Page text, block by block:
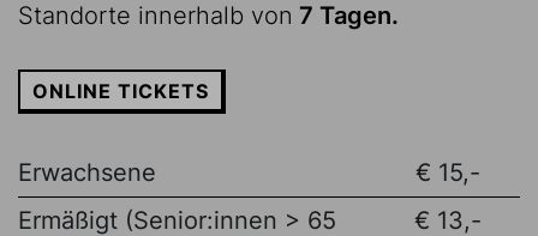
Standorte innerhalb von 7 Tagen.
ONLINE TICKETS
Erwachsene
€ 15,-
Ermäßigt (Senior:innen > 65
€ 13,-